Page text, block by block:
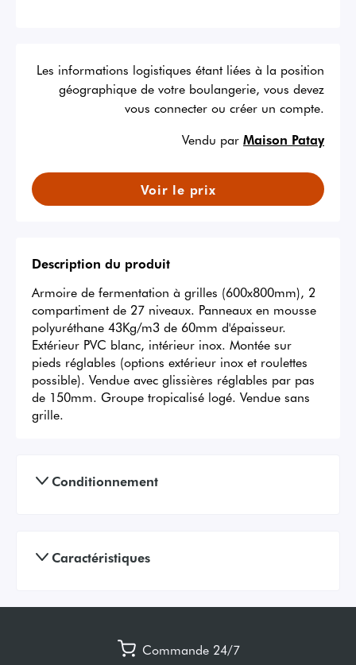
Les informations logistiques étant liées à la position
géographique de votre boulangerie, vous devez
vous connecter ou créer un compte.
Vendu par Maison Patay
Voir le prix
Description du produit
Armoire de fermentation à grilles (600x800mm), 2
compartiment de 27 niveaux. Panneaux en mousse
polyuréthane 43Kg/m3 de 60mm d'épaisseur.
Extérieur PVC blanc, intérieur inox. Montée sur
pieds réglables (options extérieur inox et roulettes
possible). Vendue avec glissières réglables par pas
de 150mm. Groupe tropicalisé logé. Vendue sans
grille.
Conditionnement
Caractéristiques
Commande 24/7